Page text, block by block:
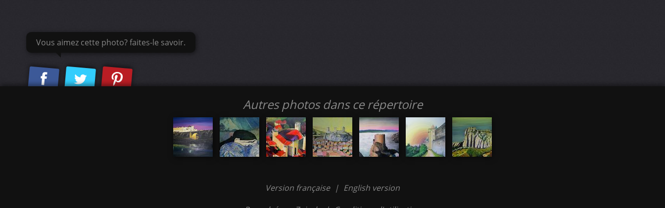
Vous aimez cette photo? faites-le savoir.
Autres photos dans ce répertoire
Version française | English version